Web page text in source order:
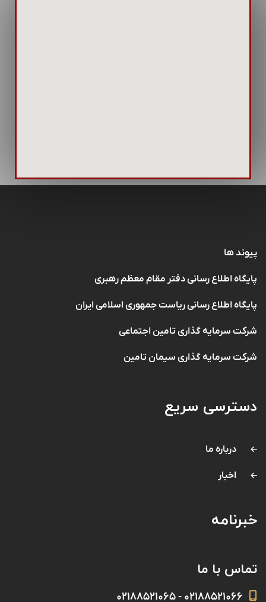
پیوند ها
پایگاه اطلاع رسانی دفتر مقام معظم رهبری
پایگاه اطلاع رسانی ریاست جمهوری اسلامی ایران
شرکت سرمایه گذاری تامین اجتماعی
شرکت سرمایه گذاری سیمان تامین
دسترسی سریع
درباره ما
اخبار
خبرنامه
تماس با ما
۰۲۱۸۸۵۲۱۰۶۶ - ۰۲۱۸۸۵۲۱۰۶۵